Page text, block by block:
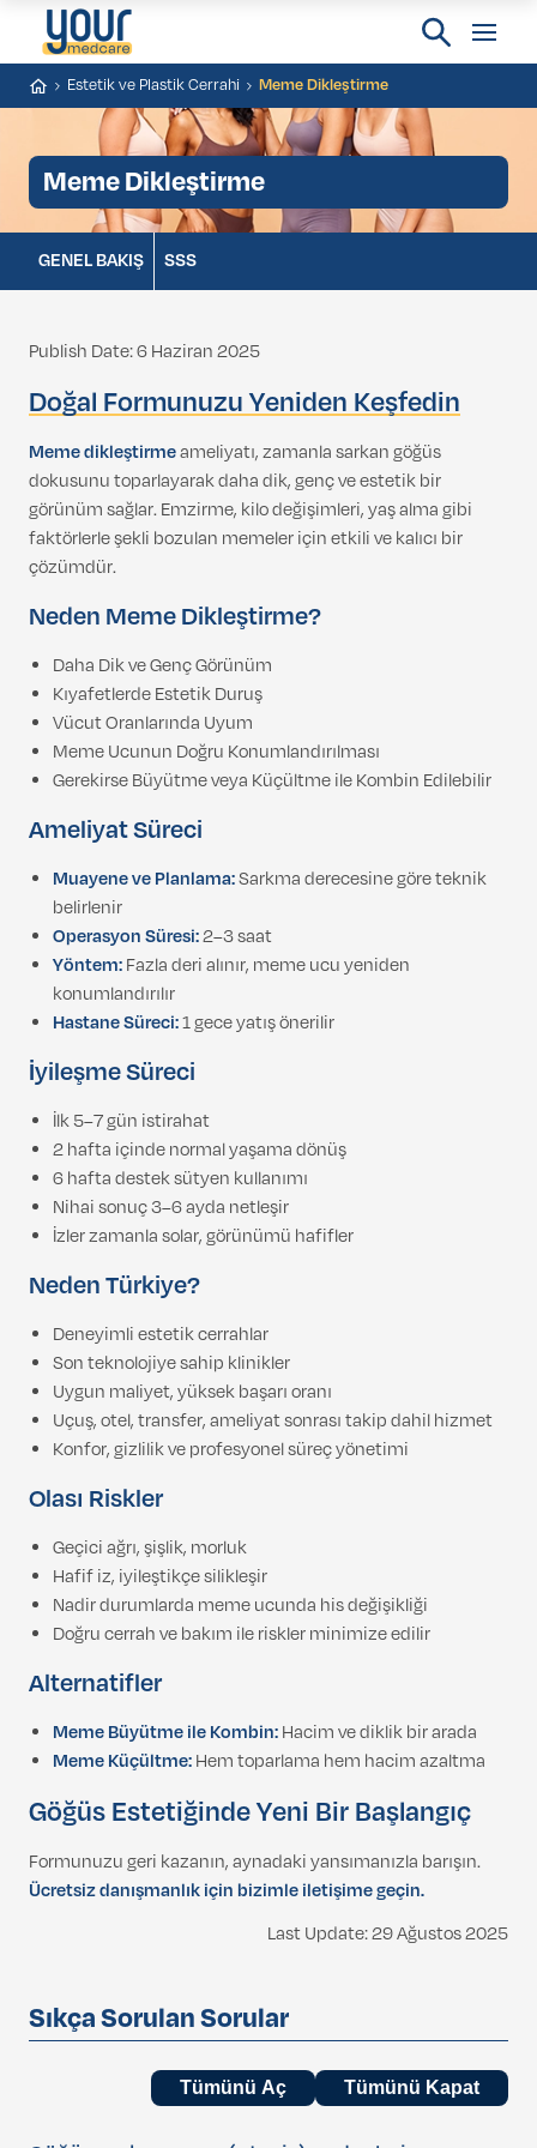
Estetik ve Plastik Cerrahi Meme Dikleştirme
Meme Dikleştirme
GENEL BAKIŞ SSS
Publish Date: 6 Haziran 2025
Doğal Formunuzu Yeniden Keşfedin
Meme dikleştirmeameliyatı, zamanla sarkan göğüs
dokusunu toparlayarak daha dik, genç ve estetik bir
görünüm sağlar. Emzirme, kilo değişimleri, yaş alma gibi
faktörlerle şekli bozulan memeler için etkili ve kalıcı bir
çözümdür.
Neden Meme Dikleştirme?
Daha Dik ve Genç Görünüm
Kıyafetlerde Estetik Duruş
Vücut Oranlarında Uyum
Meme Ucunun Doğru Konumlandırılması
Gerekirse Büyütme veya Küçültme ile Kombin Edilebilir
Ameliyat Süreci
Muayene ve Planlama:Sarkma derecesine göre teknik
belirlenir
Operasyon Süresi:2–3 saat
Yöntem:Fazla deri alınır, meme ucu yeniden
konumlandırılır
Hastane Süreci:1 gece yatış önerilir
İyileşme Süreci
İlk 5–7 gün istirahat
2 hafta içinde normal yaşama dönüş
6 hafta destek sütyen kullanımı
Nihai sonuç 3–6 ayda netleşir
İzler zamanla solar, görünümü hafifler
Neden Türkiye?
Deneyimli estetik cerrahlar
Son teknolojiye sahip klinikler
Uygun maliyet, yüksek başarı oranı
Uçuş, otel, transfer, ameliyat sonrası takip dahil hizmet
Konfor, gizlilik ve profesyonel süreç yönetimi
Olası Riskler
Geçici ağrı, şişlik, morluk
Hafif iz, iyileştikçe silikleşir
Nadir durumlarda meme ucunda his değişikliği
Doğru cerrah ve bakım ile riskler minimize edilir
Alternatifler
Meme Büyütme ile Kombin:Hacim ve diklik bir arada
Meme Küçültme:Hem toparlama hem hacim azaltma
Göğüs Estetiğinde Yeni Bir Başlangıç
Formunuzu geri kazanın, aynadaki yansımanızla barışın.
Ücretsiz danışmanlık için bizimle iletişime geçin.
Last Update: 29 Ağustos 2025
Sıkça Sorulan Sorular
Tümünü Aç Tümünü Kapat